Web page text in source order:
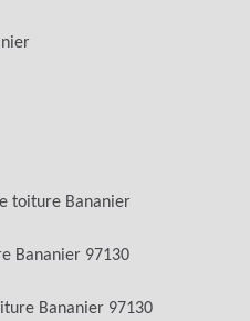
toiture Bananier
Bananier 97130
Bananier 97130